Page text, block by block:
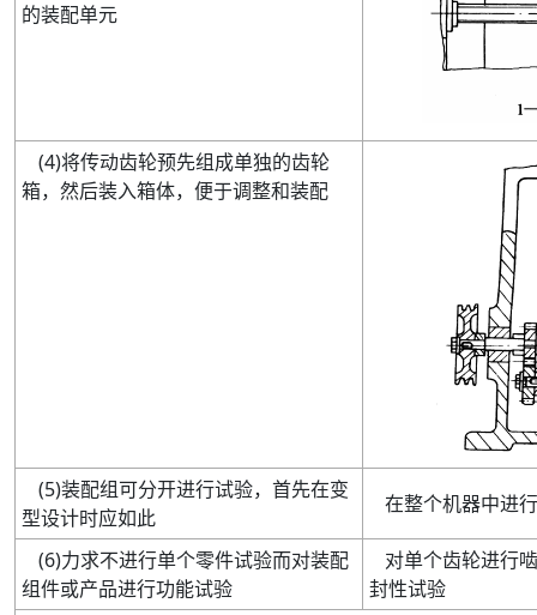
的装配单元
(4)将传动齿轮预先组成单独的齿轮
箱，然后装入箱体，便于调整和装配
(5)装配组可分开进行试验，首先在变
型设计时应如此
在整个机器中进
(6)力求不进行单个零件试验而对装配
组件或产品进行功能试验
对单个齿轮进行
封性试验